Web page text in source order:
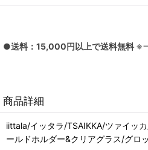
●送料：15,000円以上で送料無料 ※
商品詳細
iittala/イッタラ/TSAIKKA/ツァイッ
ールドホルダー&クリアグラス/グロ